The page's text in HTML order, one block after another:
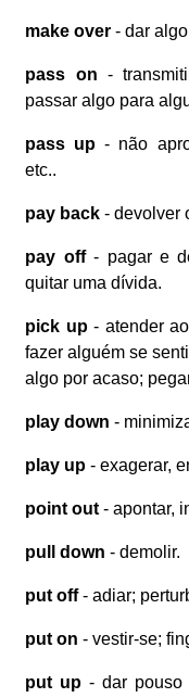
make over- dar
pass on -
passar algo para
pass up- não
etc..
pay back- devolver
pay off- pagar e
quitar uma dívida.
pick up- atender
fazer alguém se
algo por acaso;
play down-
play up- exagerar,
point out- apontar,
pull down - demolir.
put off- adiar;
put on - vestir-se;
put up- dar pouso